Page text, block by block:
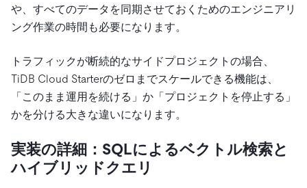
や、すべてのデータを同期させておくためのエンジニアリ
ング作業の時間も必要になります。
トラフィックが断続的なサイドプロジェクトの場合、
TiDB Cloud Starterのゼロまでスケールできる機能は、
「このまま運用を続ける」か「プロジェクトを停止する」
かを分ける大きな違いになります。
実装の詳細：SQLによるベクトル検索と
ハイブリッドクエリ